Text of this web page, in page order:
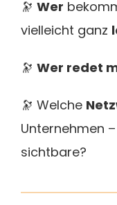
🔭 Wer
vielleicht ganz
🔭 Wer redet
🔭 Welche
Unternehmen –
sichtbare?